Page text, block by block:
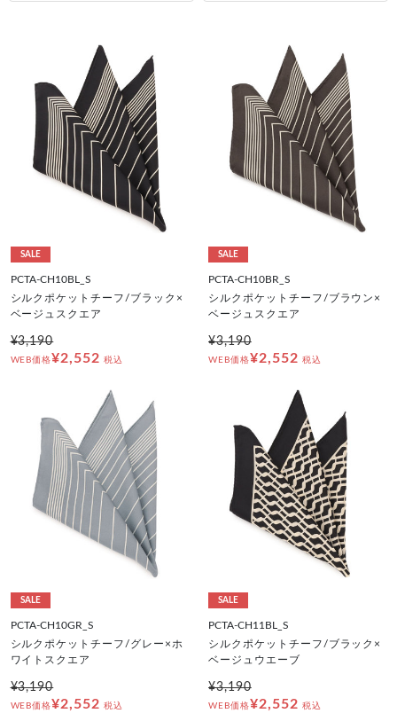
SALE
PCTA-CH10BL_S
シルクポケットチーフ/ブラック×
ベージュスクエア
¥3,190
WEB価格¥2,552 税込
SALE
PCTA-CH10BR_S
シルクポケットチーフ/ブラウン×
ベージュスクエア
¥3,190
WEB価格¥2,552 税込
SALE
PCTA-CH10GR_S
シルクポケットチーフ/グレー×ホ
ワイトスクエア
¥3,190
WEB価格¥2,552 税込
SALE
PCTA-CH11BL_S
シルクポケットチーフ/ブラック×
ベージュウエーブ
¥3,190
WEB価格¥2,552 税込